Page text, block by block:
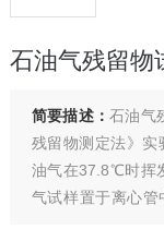
石油气残留物
简要描述：石油气
残留物测定法》实
油气在37.8℃时挥
气试样置于离心